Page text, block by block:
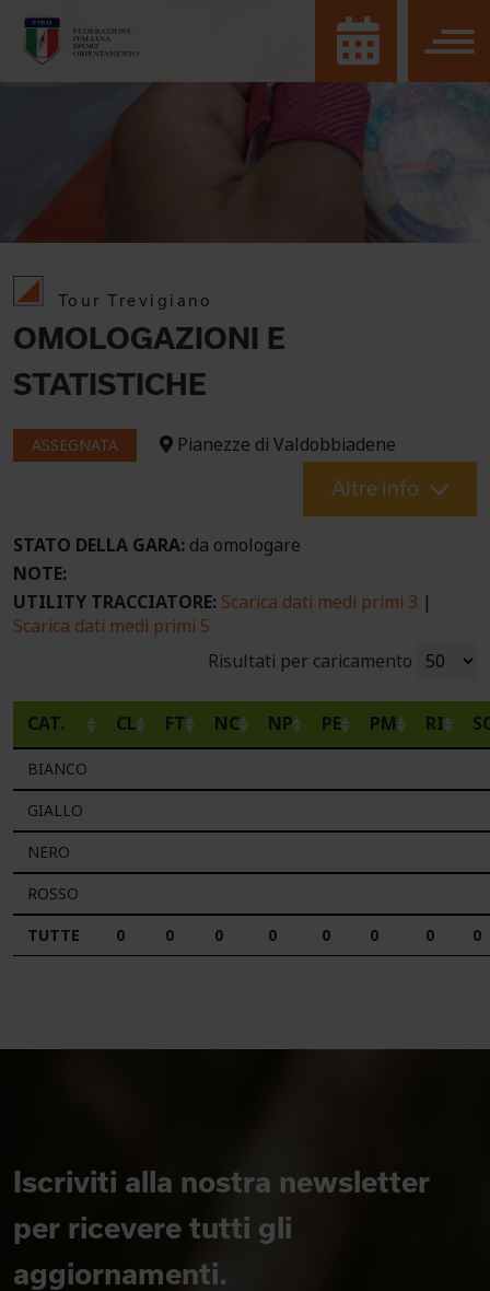
Tour Trevigiano
OMOLOGAZIONI E
STATISTICHE
ASSEGNATA Pianezze di Valdobbiadene
Altre info
STATO DELLA GARA: da omologare
NOTE:
UTILITY TRACCIATORE: Scarica dati medi primi 3 |
Scarica dati medi primi 5
Risultati per caricamento
CAT. CL FT NC NP PE PM RI
BIANCO
GIALLO
NERO
ROSSO
TUTTE
0 0 0 0 0 0 0 0
Iscriviti alla nostra newsletter
per ricevere tutti gli
aggiornamenti.